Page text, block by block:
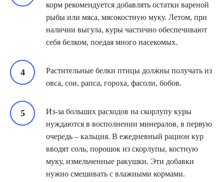
корм рекомендуется добавлять остатки вареной
рыбы или мяса, мясокостную муку. Летом, при
наличии выгула, куры частично обеспечивают
себя белком, поедая много насекомых.
Растительные белки птицы должны получать из
овса, сои, рапса, гороха, фасоли, бобов.
Из-за больших расходов на скорлупу куры
нуждаются в восполнении минералов, в первую
очередь – кальция. В ежедневный рацион кур
вводят соль, порошок из скорлупы, костную
муку, измельченные ракушки. Эти добавки
нужно смешивать с влажными кормами.